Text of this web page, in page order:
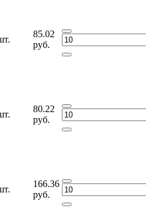
85.02
руб.
80.22
руб.
166.36
руб.